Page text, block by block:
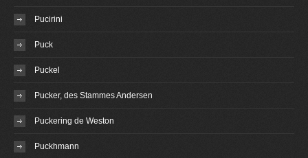
Pucirini
Puck
Puckel
Pucker, des Stammes Andersen
Puckering de Weston
Puckhmann